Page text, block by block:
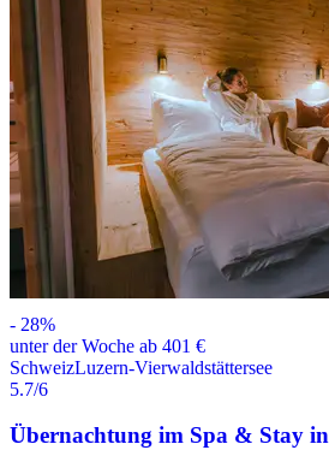
- 28%
unter der Woche ab 401 €
SchweizLuzern-Vierwaldstättersee
5.7/6
Übernachtung im Spa & Stay